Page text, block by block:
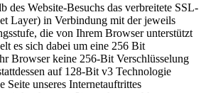
des Website-Besuchs das verbreitete SSL-
Layer) in Verbindung mit der jeweils
die von Ihrem Browser unterstützt
es sich dabei um eine 256 Bit
Browser keine 256-Bit Verschlüsselung
auf 128-Bit v3 Technologie
Seite unseres Internetauftrittes